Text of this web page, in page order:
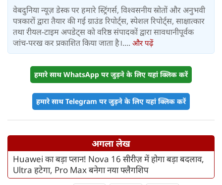
वेबदुनिया न्यूज़ डेस्क पर हमारे स्ट्रिंगर्स, विश्वसनीय स्रोतों और अनुभवी
पत्रकारों द्वारा तैयार की गई ग्राउंड रिपोर्ट्स, स्पेशल रिपोर्ट्स, साक्षात्कार
तथा रीयल-टाइम अपडेट्स को वरिष्ठ संपादकों द्वारा सावधानीपूर्वक
जांच-परख कर प्रकाशित किया जाता है।.... और पढ़ें
हमारे साथ WhatsApp पर जुड़ने के लिए यहां क्लिक करें
हमारे साथ Telegram पर जुड़ने के लिए यहां क्लिक करें
अगला लेख
Huawei का बड़ा प्लान! Nova 16 सीरीज़ में होगा बड़ा बदलाव,
Ultra हटेगा, Pro Max बनेगा नया फ्लैगशिप